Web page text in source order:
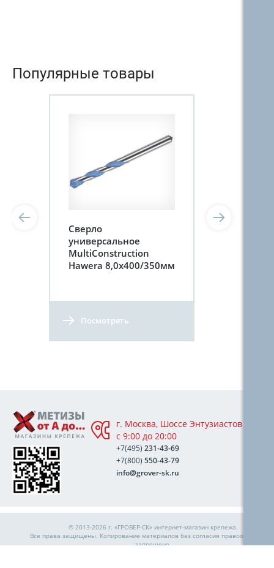
Популярные товары
Сверло
универсальное
MultiConstruction
Hawera 8,0x400/350мм
Посмотреть
г. Москва, Шоссе Энтузиастов 76А,
с 9:00 до 20:00
+7(495) 231-43-69
+7(800) 550-43-79
info@grover-sk.ru
© 2013-2026 г. «ГРОВЕР-СК» интернет-магазин крепежа
Все права защищены. Копирование материалов без согласия
запрещено.